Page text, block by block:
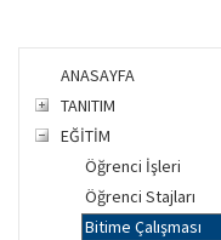
ANASAYFA
TANITIM
EĞİTİM
Öğrenci İşleri
Öğrenci Stajları
Bitime Çalışması